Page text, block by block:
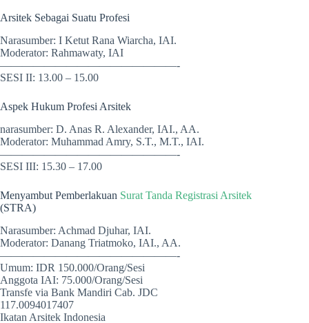
Arsitek Sebagai Suatu Profesi
Narasumber: I Ketut Rana Wiarcha, IAI.
Moderator: Rahmawaty, IAI
————————————————-
SESI II: 13.00 – 15.00
Aspek Hukum Profesi Arsitek
narasumber: D. Anas R. Alexander, IAI., AA.
Moderator: Muhammad Amry, S.T., M.T., IAI.
————————————————-
SESI III: 15.30 – 17.00
Menyambut Pemberlakuan Surat Tanda Registrasi Arsitek
(STRA)
Narasumber: Achmad Djuhar, IAI.
Moderator: Danang Triatmoko, IAI., AA.
————————————————-
Umum: IDR 150.000/Orang/Sesi
Anggota IAI: 75.000/Orang/Sesi
Transfe via Bank Mandiri Cab. JDC
117.0094017407
Ikatan Arsitek Indonesia